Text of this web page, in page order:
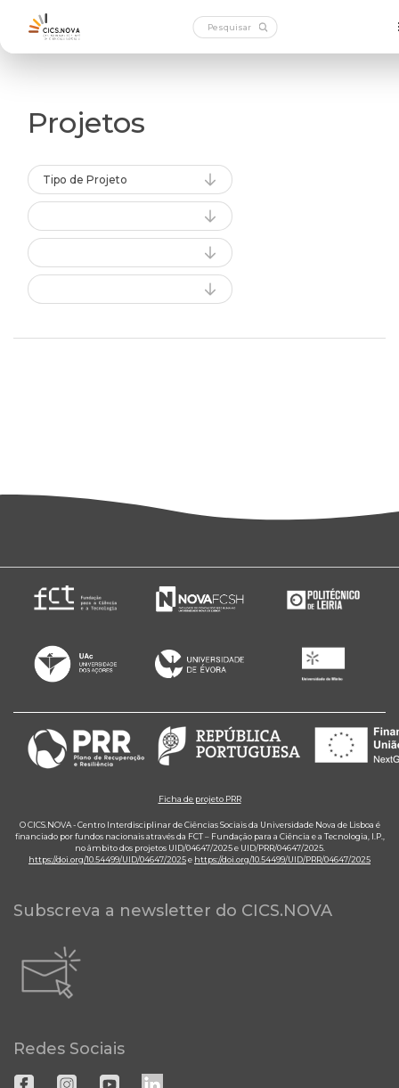
Projetos
Tipo de Projeto
Ficha de projeto PRR
O CICS.NOVA - Centro Interdisciplinar de Ciências Sociais da Universidade Nova de Lisboa é
financiado por fundos nacionais através da FCT – Fundação para a Ciência e a Tecnologia, I.P.,
no âmbito dos projetos UID/04647/2025 e UID/PRR/04647/2025.
https://doi.org/10.54499/UID/04647/2025e https://doi.org/10.54499/UID/PRR/04647/2025
Subscreva a newsletter do CICS.NOVA
Redes Sociais